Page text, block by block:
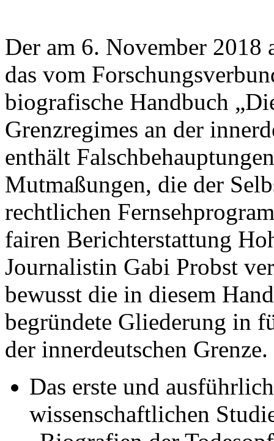
Der am 6. November 2018
das vom
biografische Handbuch
Grenzregimes an der
enthält
Mutmaßungen, die der
rechtlichen
fairen Berichterstattung
Journalistin Gabi Probst
bewusst die in diesem
begründete Gliederung in
der innerdeutschen Grenze.
Das erste und
wissenschaftlichen